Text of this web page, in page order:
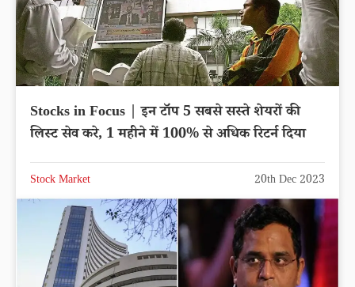
Stocks in Focus | इन टॉप 5 सबसे सस्ते शेयरों की
लिस्ट सेव करे, 1 महीने में 100% से अधिक रिटर्न दिया
Stock Market 20th Dec 2023